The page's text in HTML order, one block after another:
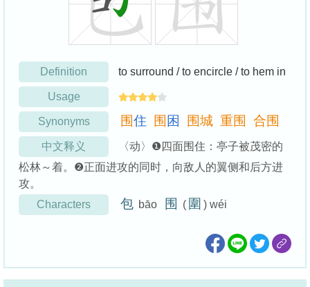
Definition to surround / to encircle / to hem in
Usage
Synonyms 围住 围 困 围城 重围 合围
中文释义
〈动〉❶四面围住：亭子被茂密的
松林～着。❷正面进攻的同时，向敌人的翼侧和后方进
攻。
Characters
包 bāo 围 ( 圍 ) wéi